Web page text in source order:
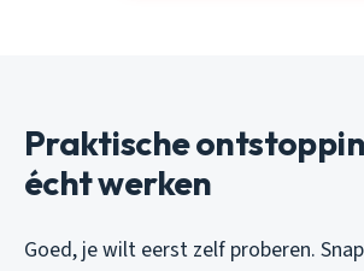
Praktische
écht werken
Goed, je wilt eerst zelf proberen.